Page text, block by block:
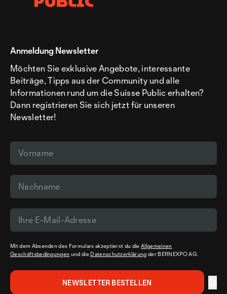
Anmeldung Newsletter
Möchten Sie exklusive Angebote, interessante
Beiträge, Tipps aus der Community und alle
Informationen rund um die Suisse Public erhalten?
Dann registrieren Sie sich jetzt für unseren
Newsletter!
Mit dem Absenden des Formulars akzeptierst du dieAllgemeinen
Geschäftsbedingungen und die Datenschutzerklärung der BERNEXPO AG.